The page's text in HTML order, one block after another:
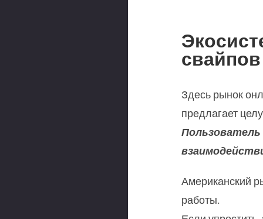
Здесь рынок
предлагает
Американский
работы.